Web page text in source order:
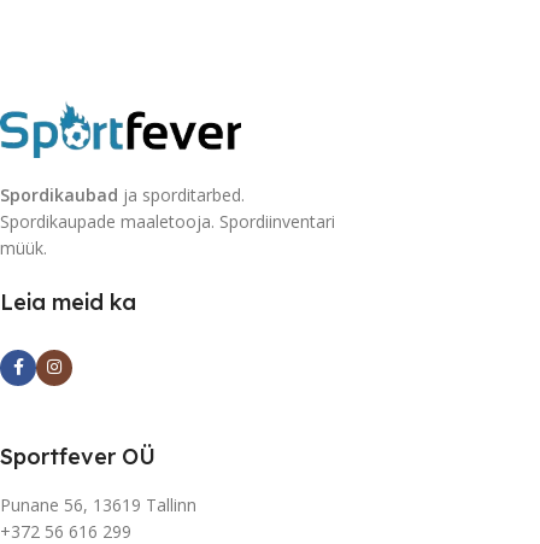
Spordikaubad ja sporditarbed.
Spordikaupade maaletooja. Spordiinventari
müük.
Leia meid ka
Sportfever OÜ
Punane 56, 13619 Tallinn
+372 56 616 299